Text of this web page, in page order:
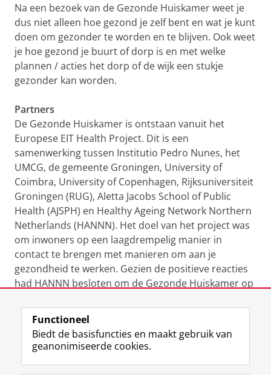
Na een bezoek van de Gezonde Huiskamer weet je
dus niet alleen hoe gezond je zelf bent en wat je kunt
doen om gezonder te worden en te blijven. Ook weet
je hoe gezond je buurt of dorp is en met welke
plannen / acties het dorp of de wijk een stukje
gezonder kan worden.
Partners
De Gezonde Huiskamer is ontstaan vanuit het
Europese EIT Health Project. Dit is een
samenwerking tussen Institutio Pedro Nunes, het
UMCG, de gemeente Groningen, University of
Coimbra, University of Copenhagen, Rijksuniversiteit
Groningen (RUG), Aletta Jacobs School of Public
Health (AJSPH) en Healthy Ageing Network Northern
Netherlands (HANNN). Het doel van het project was
om inwoners op een laagdrempelig manier in
contact te brengen met manieren om aan je
gezondheid te werken. Gezien de positieve reacties
had HANNN besloten om de Gezonde Huiskamer op
de website vanHANNN & De Gezonde Huiskamer.
Meer informatie
Functioneel
Biedt de basisfuncties en maakt gebruik van
geanonimiseerde cookies.